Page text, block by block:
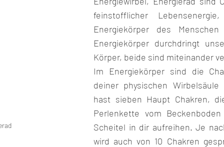
feinstofflicher
Energiekörper des
Energiekörper durchdringt
Körper, beide sind miteinander
Im Energiekörper sind die
deiner physischen Wirbelsäule
hast sieben Haupt Chakren,
Perlenkette vom
Scheitel in dir aufreihen. Je
wird auch von 10 Chakren